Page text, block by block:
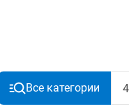
Все категории